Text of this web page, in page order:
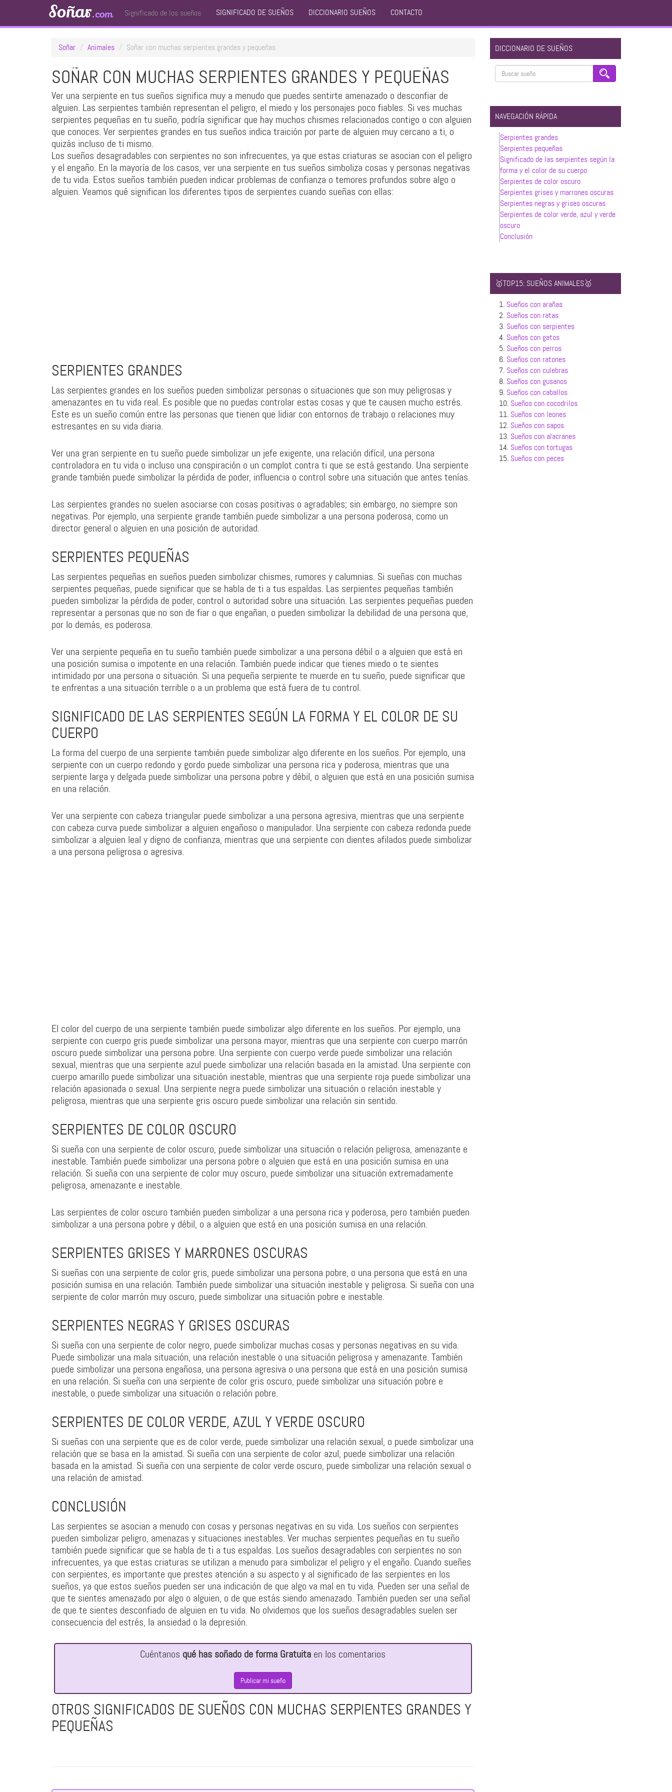
Soñar.com Significado de los sueños SIGNIFICADO DE SUEÑOS DICCIONARIO SUEÑOS CONTACTO
Soñar Animales Soñar con muchas serpientes grandes y pequeñas
SOÑAR CON MUCHAS SERPIENTES GRANDES Y PEQUEÑAS
Ver una serpiente en tus sueños significa muy a menudo que puedes sentirte amenazado o desconfiar de
alguien. Las serpientes también representan el peligro, el miedo y los personajes poco fiables. Si ves muchas
serpientes pequeñas en tu sueño, podría significar que hay muchos chismes relacionados contigo o con alguien
que conoces. Ver serpientes grandes en tus sueños indica traición por parte de alguien muy cercano a ti, o
quizás incluso de ti mismo.
Los sueños desagradables con serpientes no son infrecuentes, ya que estas criaturas se asocian con el peligro
y el engaño. En la mayoría de los casos, ver una serpiente en tus sueños simboliza cosas y personas negativas
de tu vida. Estos sueños también pueden indicar problemas de confianza o temores profundos sobre algo o
alguien. Veamos qué significan los diferentes tipos de serpientes cuando sueñas con ellas:
SERPIENTES GRANDES
Las serpientes grandes en los sueños pueden simbolizar personas o situaciones que son muy peligrosas y
amenazantes en tu vida real. Es posible que no puedas controlar estas cosas y que te causen mucho estrés.
Este es un sueño común entre las personas que tienen que lidiar con entornos de trabajo o relaciones muy
estresantes en su vida diaria.
Ver una gran serpiente en tu sueño puede simbolizar un jefe exigente, una relación difícil, una persona
controladora en tu vida o incluso una conspiración o un complot contra ti que se está gestando. Una serpiente
grande también puede simbolizar la pérdida de poder, influencia o control sobre una situación que antes tenías.
Las serpientes grandes no suelen asociarse con cosas positivas o agradables; sin embargo, no siempre son
negativas. Por ejemplo, una serpiente grande también puede simbolizar a una persona poderosa, como un
director general o alguien en una posición de autoridad.
SERPIENTES PEQUEÑAS
Las serpientes pequeñas en sueños pueden simbolizar chismes, rumores y calumnias. Si sueñas con muchas
serpientes pequeñas, puede significar que se habla de ti a tus espaldas. Las serpientes pequeñas también
pueden simbolizar la pérdida de poder, control o autoridad sobre una situación. Las serpientes pequeñas pueden
representar a personas que no son de fiar o que engañan, o pueden simbolizar la debilidad de una persona que,
por lo demás, es poderosa.
Ver una serpiente pequeña en tu sueño también puede simbolizar a una persona débil o a alguien que está en
una posición sumisa o impotente en una relación. También puede indicar que tienes miedo o te sientes
intimidado por una persona o situación. Si una pequeña serpiente te muerde en tu sueño, puede significar que
te enfrentas a una situación terrible o a un problema que está fuera de tu control.
SIGNIFICADO DE LAS SERPIENTES SEGÚN LA FORMA Y EL COLOR DE SU
CUERPO
La forma del cuerpo de una serpiente también puede simbolizar algo diferente en los sueños. Por ejemplo, una
serpiente con un cuerpo redondo y gordo puede simbolizar una persona rica y poderosa, mientras que una
serpiente larga y delgada puede simbolizar una persona pobre y débil, o alguien que está en una posición sumisa
en una relación.
Ver una serpiente con cabeza triangular puede simbolizar a una persona agresiva, mientras que una serpiente
con cabeza curva puede simbolizar a alguien engañoso o manipulador. Una serpiente con cabeza redonda puede
simbolizar a alguien leal y digno de confianza, mientras que una serpiente con dientes afilados puede simbolizar
a una persona peligrosa o agresiva.
El color del cuerpo de una serpiente también puede simbolizar algo diferente en los sueños. Por ejemplo, una
serpiente con cuerpo gris puede simbolizar una persona mayor, mientras que una serpiente con cuerpo marrón
oscuro puede simbolizar una persona pobre. Una serpiente con cuerpo verde puede simbolizar una relación
sexual, mientras que una serpiente azul puede simbolizar una relación basada en la amistad. Una serpiente con
cuerpo amarillo puede simbolizar una situación inestable, mientras que una serpiente roja puede simbolizar una
relación apasionada o sexual. Una serpiente negra puede simbolizar una situación o relación inestable y
peligrosa, mientras que una serpiente gris oscuro puede simbolizar una relación sin sentido.
SERPIENTES DE COLOR OSCURO
Si sueña con una serpiente de color oscuro, puede simbolizar una situación o relación peligrosa, amenazante e
inestable. También puede simbolizar una persona pobre o alguien que está en una posición sumisa en una
relación. Si sueña con una serpiente de color muy oscuro, puede simbolizar una situación extremadamente
peligrosa, amenazante e inestable.
Las serpientes de color oscuro también pueden simbolizar a una persona rica y poderosa, pero también pueden
simbolizar a una persona pobre y débil, o a alguien que está en una posición sumisa en una relación.
SERPIENTES GRISES Y MARRONES OSCURAS
Si sueñas con una serpiente de color gris, puede simbolizar una persona pobre, o una persona que está en una
posición sumisa en una relación. También puede simbolizar una situación inestable y peligrosa. Si sueña con una
serpiente de color marrón muy oscuro, puede simbolizar una situación pobre e inestable.
SERPIENTES NEGRAS Y GRISES OSCURAS
Si sueña con una serpiente de color negro, puede simbolizar muchas cosas y personas negativas en su vida.
Puede simbolizar una mala situación, una relación inestable o una situación peligrosa y amenazante. También
puede simbolizar una persona engañosa, una persona agresiva o una persona que está en una posición sumisa
en una relación. Si sueña con una serpiente de color gris oscuro, puede simbolizar una situación pobre e
inestable, o puede simbolizar una situación o relación pobre.
SERPIENTES DE COLOR VERDE, AZUL Y VERDE OSCURO
Si sueñas con una serpiente que es de color verde, puede simbolizar una relación sexual, o puede simbolizar una
relación que se basa en la amistad. Si sueña con una serpiente de color azul, puede simbolizar una relación
basada en la amistad. Si sueña con una serpiente de color verde oscuro, puede simbolizar una relación sexual o
una relación de amistad.
CONCLUSIÓN
Las serpientes se asocian a menudo con cosas y personas negativas en su vida. Los sueños con serpientes
pueden simbolizar peligro, amenazas y situaciones inestables. Ver muchas serpientes pequeñas en tu sueño
también puede significar que se habla de ti a tus espaldas. Los sueños desagradables con serpientes no son
infrecuentes, ya que estas criaturas se utilizan a menudo para simbolizar el peligro y el engaño. Cuando sueñes
con serpientes, es importante que prestes atención a su aspecto y al significado de las serpientes en los
sueños, ya que estos sueños pueden ser una indicación de que algo va mal en tu vida. Pueden ser una señal de
que te sientes amenazado por algo o alguien, o de que estás siendo amenazado. También pueden ser una señal
de que te sientes desconfiado de alguien en tu vida. No olvidemos que los sueños desagradables suelen ser
consecuencia del estrés, la ansiedad o la depresión.
Cuéntanos qué has soñado de forma Gratuita en los comentarios
Publicar mi sueño
OTROS SIGNIFICADOS DE SUEÑOS CON MUCHAS SERPIENTES GRANDES Y
PEQUEÑAS
DICCIONARIO DE SUEÑOS
NAVEGACIÓN RÁPIDA
Serpientes grandes
Serpientes pequeñas
Significado de las serpientes según la
forma y el color de su cuerpo
Serpientes de color oscuro
Serpientes grises y marrones oscuras
Serpientes negras y grises oscuras
Serpientes de color verde, azul y verde
oscuro
Conclusión
🥇TOP15: SUEÑOS ANIMALES🥇
1. Sueños con arañas
2. Sueños con ratas
3. Sueños con serpientes
4. Sueños con gatos
5. Sueños con perros
6. Sueños con ratones
7. Sueños con culebras
8. Sueños con gusanos
9. Sueños con caballos
10. Sueños con cocodrilos
11. Sueños con leones
12. Sueños con sapos
13. Sueños con alacranes
14. Sueños con tortugas
15. Sueños con peces